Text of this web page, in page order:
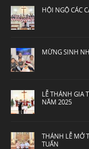
HỘI NGỘ CÁC
MỪNG SINH
LỄ THÁNH GIA
NĂM 2025
THÁNH LỄ MỞ
TUẤN